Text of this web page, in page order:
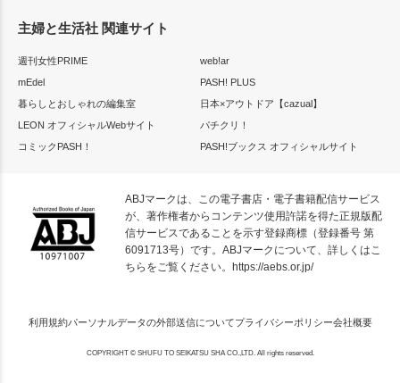
主婦と生活社 関連サイト
週刊女性PRIME
web!ar
mEdel
PASH! PLUS
暮らしとおしゃれの編集室
日本×アウトドア【cazual】
LEON オフィシャルWebサイト
パチクリ！
コミックPASH！
PASH!ブックス オフィシャルサイト
ABJマークは、この電子書店・電子書籍配信サービス
が、著作権者からコンテンツ使用許諾を得た正規版配
信サービスであることを示す登録商標（登録番号 第
6091713号）です。ABJマークについて、詳しくはこ
ちらをご覧ください。 https://aebs.or.jp/
利用規約パーソナルデータの外部送信についてプライバシーポリシー会社概要
COPYRIGHT © SHUFU TO SEIKATSU SHA CO.,LTD. All rights reserved.